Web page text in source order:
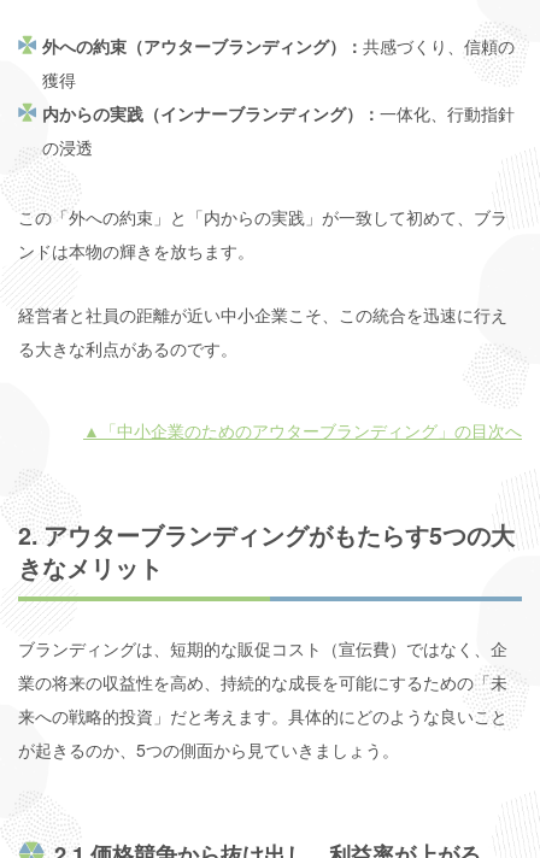
外への約束（アウターブランディング）： 共感づくり、信頼の
獲得
内からの実践（インナーブランディング）： 一体化、行動指針
の浸透
この「外への約束」と「内からの実践」が一致して初めて、ブラ
ンドは本物の輝きを放ちます。
経営者と社員の距離が近い中小企業こそ、この統合を迅速に行え
る大きな利点があるのです。
▲「中小企業のためのアウターブランディング」の目次へ
2. アウターブランディングがもたらす5つの大
きなメリット
ブランディングは、短期的な販促コスト（宣伝費）ではなく、企
業の将来の収益性を高め、持続的な成長を可能にするための「未
来への戦略的投資」だと考えます。具体的にどのような良いこと
が起きるのか、5つの側面から見ていきましょう。